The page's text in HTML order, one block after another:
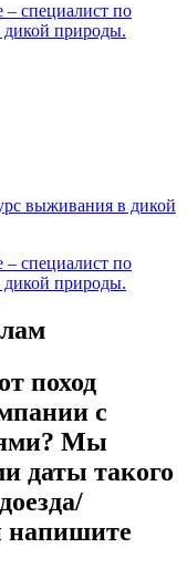
– специалист по
природы.
выживания в дикой
– специалист по
природы.
поход
с
Мы
даты такого
напишите